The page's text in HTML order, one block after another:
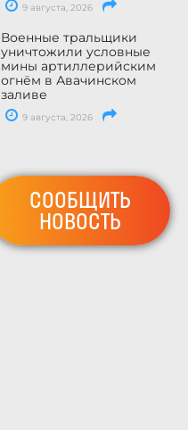
9 августа, 2026
Военные тральщики
уничтожили условные
мины артиллерийским
огнём в Авачинском
заливе
9 августа, 2026
СООБЩИТЬ
НОВОСТЬ